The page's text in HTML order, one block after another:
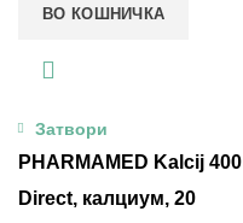
ВО КОШНИЧКА
Затвори
PHARMAMED Kalcij 400
Direct, калциум, 20